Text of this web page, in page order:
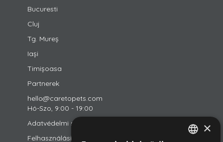
Bucuresti
Cluj
Tg. Mureș
Iași
Timișoasa
Partnerek
hello@caretopets.com
Hó-Szo, 9:00 - 19:00
Adatvédelmi szabályzat
Felhasználási feltételek
×